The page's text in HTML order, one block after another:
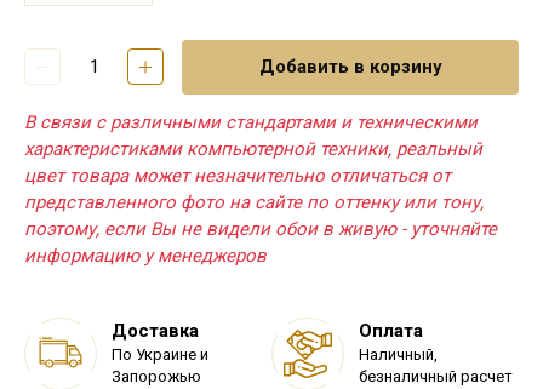
Добавить в корзину
В связи с различными стандартами и техническими
характеристиками компьютерной техники, реальный
цвет товара может незначительно отличаться от
представленного фото на сайте по оттенку или тону,
поэтому, если Вы не видели обои в живую - уточняйте
информацию у менеджеров
Доставка
По Украине и
Запорожью
Оплата
Наличный,
безналичный расчет